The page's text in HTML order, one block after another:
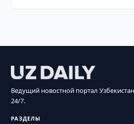
Ведущий новостной портал
24/7.
РАЗДЕЛЫ